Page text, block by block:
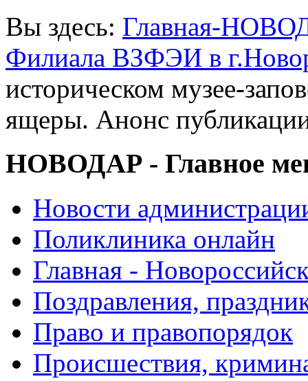
Вы здесь: Главная-
Филиала ВЗФЭИ в
историческом музее-
ящеры. Анонс
НОВОДАР - Главное
Новости
Поликлиника онлайн
Главная -
Поздравления,
Право и правопорядок
Происшествия,